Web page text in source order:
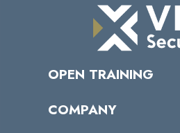
OPEN TRAINING
受講者の声
COMPANY